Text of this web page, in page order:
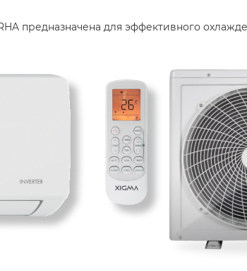
предназначена для эффективного